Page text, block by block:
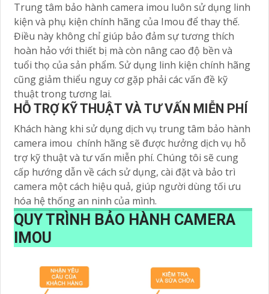
Trung tâm bảo hành camera imou luôn sử dụng linh
kiện và phụ kiện chính hãng của Imou để thay thế.
Điều này không chỉ giúp bảo đảm sự tương thích
hoàn hảo với thiết bị mà còn nâng cao độ bền và
tuổi thọ của sản phẩm. Sử dụng linh kiện chính hãng
cũng giảm thiểu nguy cơ gặp phải các vấn đề kỹ
thuật trong tương lai.
HỖ TRỢ KỸ THUẬT VÀ TƯ VẤN MIỄN PHÍ
Khách hàng khi sử dụng dịch vụ trung tâm bảo hành
camera imou chính hãng sẽ được hưởng dịch vụ hỗ
trợ kỹ thuật và tư vấn miễn phí. Chúng tôi sẽ cung
cấp hướng dẫn về cách sử dụng, cài đặt và bảo trì
camera một cách hiệu quả, giúp người dùng tối ưu
hóa hệ thống an ninh của mình.
QUY TRÌNH BẢO HÀNH CAMERA
IMOU